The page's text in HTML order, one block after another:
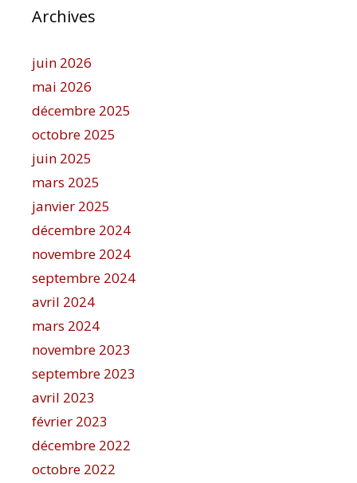
Archives
juin 2026
mai 2026
décembre 2025
octobre 2025
juin 2025
mars 2025
janvier 2025
décembre 2024
novembre 2024
septembre 2024
avril 2024
mars 2024
novembre 2023
septembre 2023
avril 2023
février 2023
décembre 2022
octobre 2022